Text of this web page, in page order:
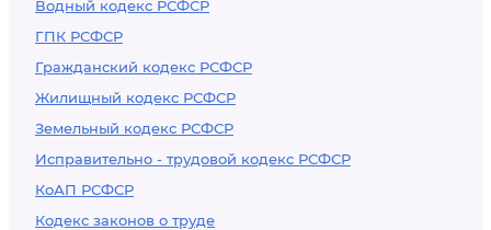
Водный кодекс РСФСР
ГПК РСФСР
Гражданский кодекс РСФСР
Жилищный кодекс РСФСР
Земельный кодекс РСФСР
Исправительно - трудовой кодекс РСФСР
КоАП РСФСР
Кодекс законов о труде